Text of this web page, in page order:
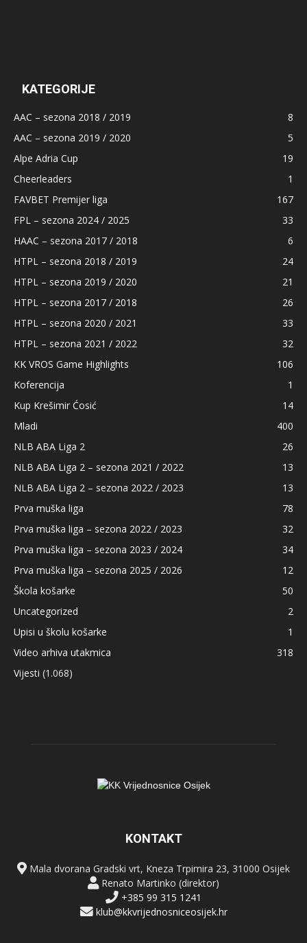
KATEGORIJE
AAC – sezona 2018 / 2019
8
AAC – sezona 2019 / 2020
5
Alpe Adria Cup
19
Cheerleaders
1
FAVBET Premijer liga
167
FPL – sezona 2024 / 2025
33
HAAC – sezona 2017 / 2018
6
HTPL – sezona 2018 / 2019
24
HTPL – sezona 2019 / 2020
21
HTPL – sezona 2017 / 2018
26
HTPL – sezona 2020 / 2021
33
HTPL – sezona 2021 / 2022
32
KK VROS Game Highlights
106
Koferencija
1
Kup Krešimir Ćosić
14
Mladi
400
NLB ABA Liga 2
26
NLB ABA Liga 2 – sezona 2021 / 2022
13
NLB ABA Liga 2 – sezona 2022 / 2023
13
Prva muška liga
78
Prva muška liga – sezona 2022 / 2023
32
Prva muška liga – sezona 2023 / 2024
34
Prva muška liga – sezona 2025 / 2026
12
Škola košarke
50
Uncategorized
2
Upisi u školu košarke
1
Video arhiva utakmica
318
Vijesti (1.068)
KONTAKT
Mala dvorana Gradski vrt, Kneza Trpimira 23, 31000 Osijek
Renato Martinko (direktor)
+385 99 315 1241
klub@kkvrijednosniceosijek.hr